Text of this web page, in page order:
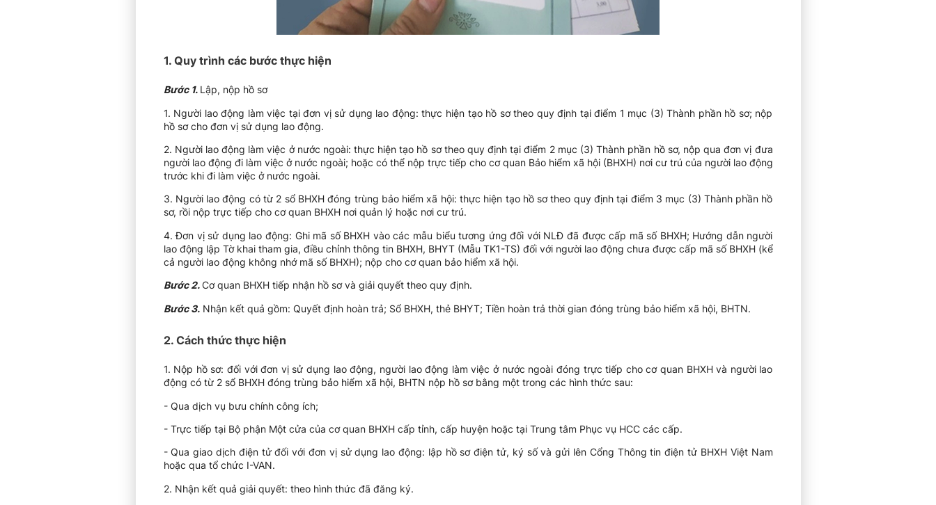
1. Quy trình các bước thực hiện
Bước 1. Lập, nộp hồ sơ
1. Người lao động làm việc tại đơn vị sử dụng lao động: thực hiện tạo hồ sơ theo quy định tại điểm 1 mục (3) Thành phần hồ sơ; nộp
hồ sơ cho đơn vị sử dụng lao động.
2. Người lao động làm việc ở nước ngoài: thực hiện tạo hồ sơ theo quy định tại điểm 2 mục (3) Thành phần hồ sơ, nộp qua đơn vị đưa
người lao động đi làm việc ở nước ngoài; hoặc có thể nộp trực tiếp cho cơ quan Bảo hiểm xã hội (BHXH) nơi cư trú của người lao động
trước khi đi làm việc ở nước ngoài.
3. Người lao động có từ 2 sổ BHXH đóng trùng bảo hiểm xã hội: thực hiện tạo hồ sơ theo quy định tại điểm 3 mục (3) Thành phần hồ
sơ, rồi nộp trực tiếp cho cơ quan BHXH nơi quản lý hoặc nơi cư trú.
4. Đơn vị sử dụng lao động: Ghi mã số BHXH vào các mẫu biểu tương ứng đối với NLĐ đã được cấp mã số BHXH; Hướng dẫn người
lao động lập Tờ khai tham gia, điều chỉnh thông tin BHXH, BHYT (Mẫu TK1-TS) đối với người lao động chưa được cấp mã số BHXH (kể
cả người lao động không nhớ mã số BHXH); nộp cho cơ quan bảo hiểm xã hội.
Bước 2.Cơ quan BHXH tiếp nhận hồ sơ và giải quyết theo quy định.
Bước 3.Nhận kết quả gồm: Quyết định hoàn trả; Sổ BHXH, thẻ BHYT; Tiền hoàn trả thời gian đóng trùng bảo hiểm xã hội, BHTN.
2. Cách thức thực hiện
1. Nộp hồ sơ: đối với đơn vị sử dụng lao động, người lao động làm việc ở nước ngoài đóng trực tiếp cho cơ quan BHXH và người lao
động có từ 2 sổ BHXH đóng trùng bảo hiểm xã hội, BHTN nộp hồ sơ bằng một trong các hình thức sau:
- Qua dịch vụ bưu chính công ích;
- Trực tiếp tại Bộ phận Một cửa của cơ quan BHXH cấp tỉnh, cấp huyện hoặc tại Trung tâm Phục vụ HCC các cấp.
- Qua giao dịch điện tử đối với đơn vị sử dụng lao động: lập hồ sơ điện tử, ký số và gửi lên Cổng Thông tin điện tử BHXH Việt Nam
hoặc qua tổ chức I-VAN.
2. Nhận kết quả giải quyết: theo hình thức đã đăng ký.